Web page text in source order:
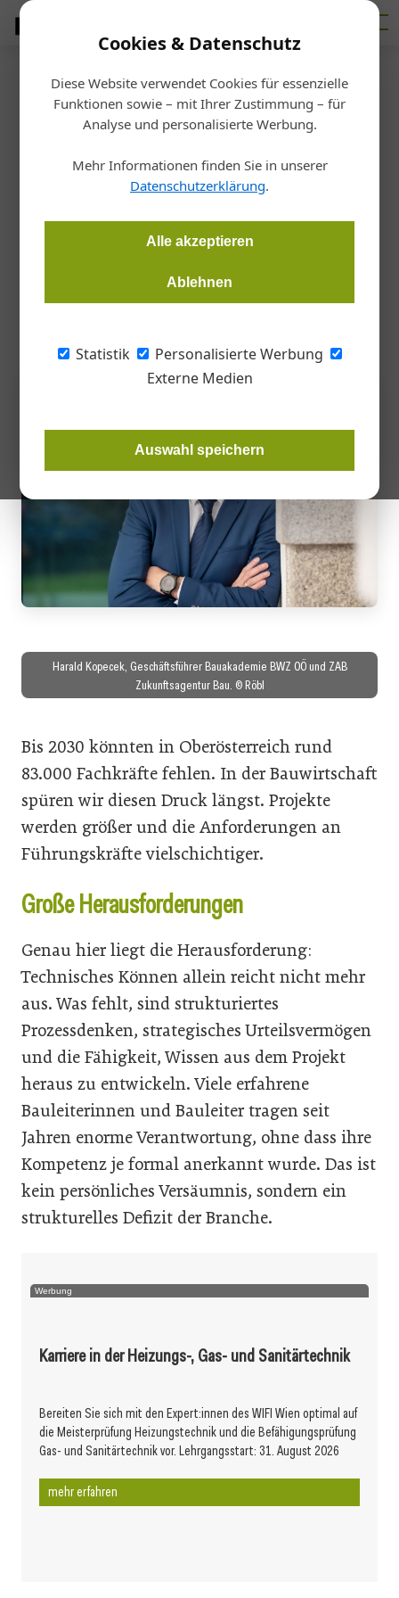
Cookies & Datenschutz
Diese Website verwendet Cookies für essenzielle
Funktionen sowie – mit Ihrer Zustimmung – für
Analyse und personalisierte Werbung.
Mehr Informationen finden Sie in unserer
Datenschutzerklärung.
Alle akzeptieren
Ablehnen
Statistik
Personalisierte Werbung
Externe Medien
Auswahl speichern
Startseite/Bau
Gastkommentar
Bauen neu denken – oder:
Warum Qualifikation zur
Chefsache wird
Harald Kopecek, Geschäftsführer Bauakademie BWZ OÖ und ZAB
Zukunftsagentur Bau. © Röbl
Bis 2030 könnten in Oberösterreich rund
83.000 Fachkräfte fehlen. In der Bauwirtschaft
spüren wir diesen Druck längst. Projekte
werden größer und die Anforderungen an
Führungskräfte vielschichtiger.
Große Herausforderungen
Genau hier liegt die Herausforderung:
Technisches Können allein reicht nicht mehr
aus. Was fehlt, sind strukturiertes
Prozessdenken, strategisches Urteilsvermögen
und die Fähigkeit, Wissen aus dem Projekt
heraus zu entwickeln. Viele erfahrene
Bauleiterinnen und Bauleiter tragen seit
Jahren enorme Verantwortung, ohne dass ihre
Kompetenz je formal anerkannt wurde. Das ist
kein persönliches Versäumnis, sondern ein
strukturelles Defizit der Branche.
Werbung
Karriere in der Heizungs-, Gas- und Sanitärtechnik
Bereiten Sie sich mit den Expert:innen des WIFI Wien optimal auf
die Meisterprüfung Heizungstechnik und die Befähigungsprüfung
Gas- und Sanitärtechnik vor. Lehrgangsstart: 31. August 2026
mehr erfahren